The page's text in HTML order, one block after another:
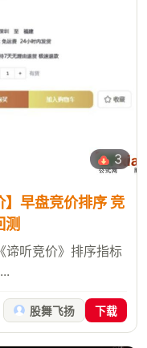
3
早盘竞价排序 竞
测
听竞价》排序指标
股舞飞扬 下载